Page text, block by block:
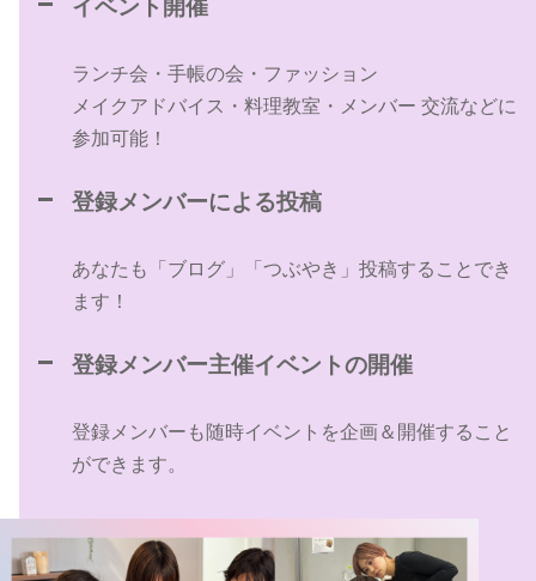
イベント開催
ランチ会・手帳の会・ファッション
メイクアドバイス・料理教室・メンバー 交流などに
参加可能！
登録メンバーによる投稿
あなたも「ブログ」「つぶやき」投稿することでき
ます！
登録メンバー主催イベントの開催
登録メンバーも随時イベントを企画＆開催すること
ができます。